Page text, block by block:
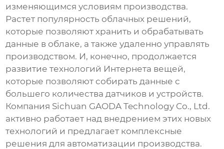
изменяющимся условиям производства.
Растет популярность облачных решений,
которые позволяют хранить и обрабатывать
данные в облаке, а также удаленно управлять
производством. И, конечно, продолжается
развитие технологий Интернета вещей,
которые позволяют собирать данные с
большего количества датчиков и устройств.
Компания Sichuan GAODA Technology Co., Ltd.
активно работает над внедрением этих новых
технологий и предлагает комплексные
решения для автоматизации производства.